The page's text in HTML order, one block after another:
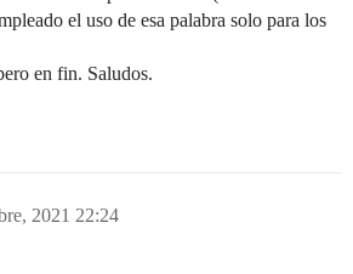
el uso de esa palabra solo para los
en fin. Saludos.
2021 22:24